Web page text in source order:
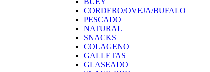
BUEY
CORDERO/OVEJA/BUFALO
PESCADO
NATURAL
SNACKS
COLAGENO
GALLETAS
GLASEADO